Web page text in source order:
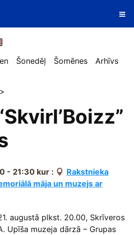
Šonedēļ Šomēnes Arhīvs
>
- 21:30 kur :
Rakstnieka
māja un muzejs ar
augustā plkst. 20.00, Skrīveros
Upīša muzeja dārzā – Grupas